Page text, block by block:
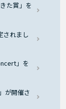
た賞」を
されまし
」を
が開催さ